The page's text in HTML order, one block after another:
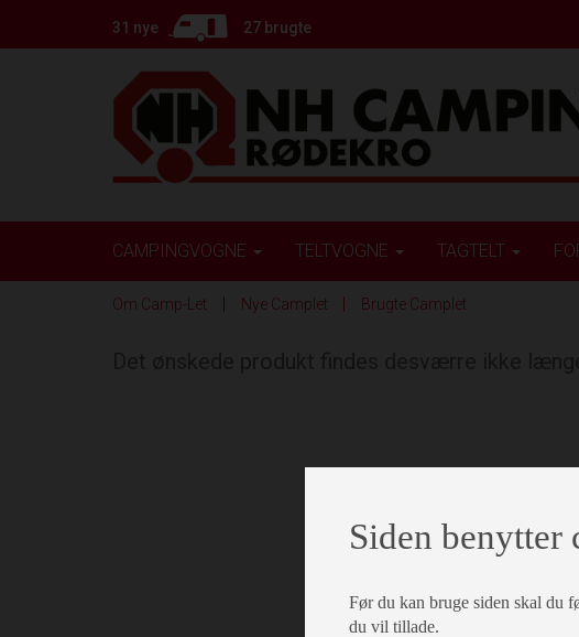
31 nye 27 brugte
CAMPINGVOGNE TELTVOGNE TAGTELT
Om Camp-Let Nye Camplet Brugte Camplet
Siden benytter
Før du kan bruge siden skal du
du vil tillade.